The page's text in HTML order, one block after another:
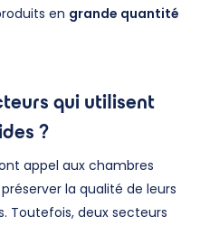
en grande quantité
qui utilisent
?
appel aux chambres
la qualité de leurs
Toutefois, deux secteurs